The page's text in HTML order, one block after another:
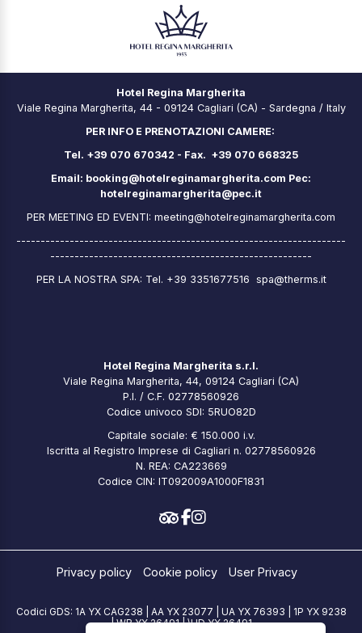
Hotel Regina Margherita
Viale Regina Margherita, 44 - 09124 Cagliari (CA) - Sardegna / Italy
PER INFO E PRENOTAZIONI CAMERE:
Tel. +39 070 670342 - Fax. +39 070 668325
Email: booking@hotelreginamargherita.com Pec:
hotelreginamargherita@pec.it
PER MEETING ED EVENTI: meeting@hotelreginamargherita.com
--------------------------------------------------------------------
------------------------------------------------------
PER LA NOSTRA SPA: Tel. +39 3351677516 spa@therms.it
Hotel Regina Margherita s.r.l.
Viale Regina Margherita, 44, 09124 Cagliari (CA)
P.I. / C.F. 02778560926
Codice univoco SDI: 5RUO82D
Capitale sociale: € 150.000 i.v.
Iscritta al Registro Imprese di Cagliari n. 02778560926
N. REA: CA223669
Codice CIN: IT092009A1000F1831
Privacy policy Cookie policy User Privacy
Codici GDS: 1A YX CAG238 | AA YX 23077 | UA YX 76393 | 1P YX 9238
| WB YX 26491 | \HD YX 26491